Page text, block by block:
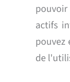
actifs
pouvez
de